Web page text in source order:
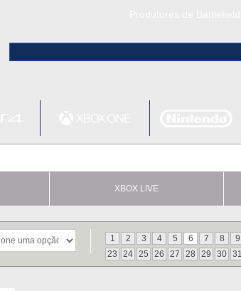
Clair Obscur: Expedition 33 já
XBOX LIVE
1 2 3 4 5 6 7 8 9
23
24 25 26 27 28 29 30 31